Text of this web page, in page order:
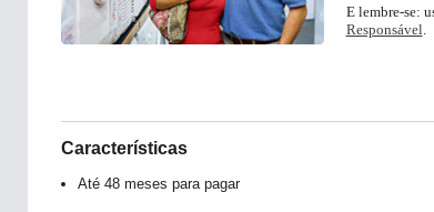
você
de renda
Bradesco
E lembre-se:
Responsável.
Características
Até 48 meses para pagar